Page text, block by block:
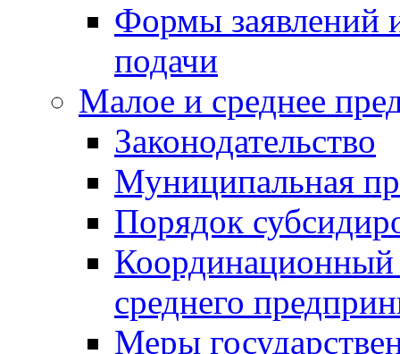
Формы заявлений
подачи
Малое и среднее
Законодательство
Муниципальная
Порядок
Координационный
среднего
Меры